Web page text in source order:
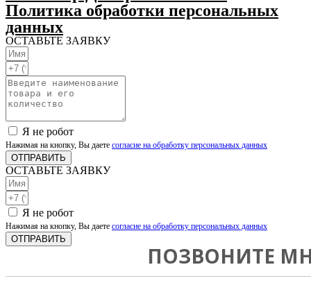
Политика обработки персональных
данных
ОСТАВЬТЕ ЗАЯВКУ
Я не робот
Нажимая на кнопку, Вы даете согласие на обработку персональных данных
ОТПРАВИТЬ
ОСТАВЬТЕ ЗАЯВКУ
Я не робот
Нажимая на кнопку, Вы даете согласие на обработку персональных данных
ОТПРАВИТЬ
ПОЗВОНИТЕ